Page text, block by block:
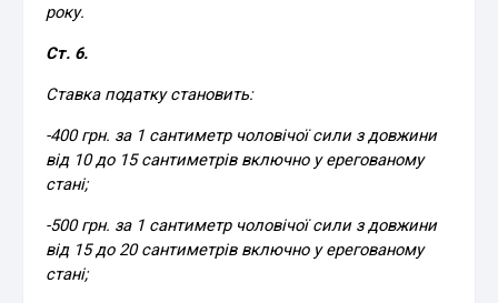
року.
Ст. 6.
Ставка податку становить:
-400 грн. за 1 сантиметр чоловічої сили з довжини
від 10 до 15 сантиметрів включно у ерегованому
стані;
-500 грн. за 1 сантиметр чоловічої сили з довжини
від 15 до 20 сантиметрів включно у ерегованому
стані;